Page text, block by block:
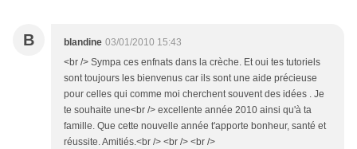
B blandine 03/01/2010 15:43
<br /> Sympa ces enfnats dans la crèche. Et oui tes tutoriels
sont toujours les bienvenus car ils sont une aide précieuse
pour celles qui comme moi cherchent souvent des idées . Je
te souhaite une<br /> excellente année 2010 ainsi qu'à ta
famille. Que cette nouvelle année t'apporte bonheur, santé et
réussite. Amitiés.<br /> <br /> <br />